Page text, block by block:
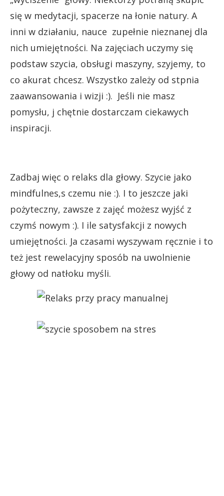
się w medytacji, spacerze na łonie natury. A
inni w działaniu, nauce zupełnie nieznanej dla
nich umiejętności. Na zajęciach uczymy się
podstaw szycia, obsługi maszyny, szyjemy, to
co akurat chcesz. Wszystko zależy od stpnia
zaawansowania i wizji :). Jeśli nie masz
pomysłu, j chętnie dostarczam ciekawych
inspiracji.
Zadbaj więc o relaks dla głowy. Szycie jako
mindfulnes,s czemu nie :). I to jeszcze jaki
pożyteczny, zawsze z zajęć możesz wyjść z
czymś nowym :). I ile satysfakcji z nowych
umiejętności. Ja czasami wyszywam ręcznie i to
też jest rewelacyjny sposób na uwolnienie
głowy od natłoku myśli.